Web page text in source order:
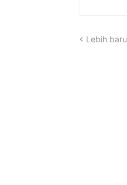
Lebih baru